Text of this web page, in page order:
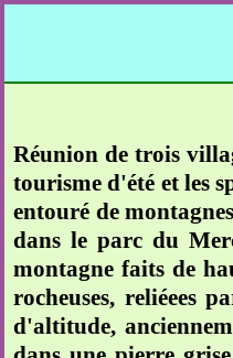
Réunion de trois
tourisme d'été et les
entouré de
dans le parc du
montagne faits de
rocheuses, reliéees
d'altitude,